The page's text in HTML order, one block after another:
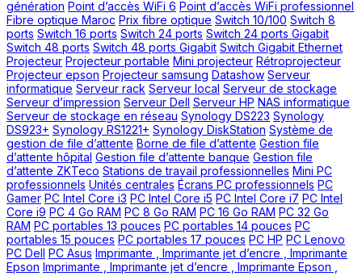
génération Point d’accès WiFi 6 Point d’accès WiFi professionnel
Fibre optique Maroc Prix fibre optique Switch 10/100 Switch 8
ports Switch 16 ports Switch 24 ports Switch 24 ports Gigabit
Switch 48 ports Switch 48 ports Gigabit Switch Gigabit Ethernet
Projecteur Projecteur portable Mini projecteur Rétroprojecteur
Projecteur epson Projecteur samsung Datashow Serveur
informatique Serveur rack Serveur local Serveur de stockage
Serveur d’impression Serveur Dell Serveur HP NAS informatique
Serveur de stockage en réseau Synology DS223 Synology
DS923+ Synology RS1221+ Synology DiskStation Système de
gestion de file d’attente Borne de file d’attente Gestion file
d’attente hôpital Gestion file d’attente banque Gestion file
d’attente ZKTeco Stations de travail professionnelles Mini PC
professionnels Unités centrales Écrans PC professionnels PC
Gamer PC Intel Core i3 PC Intel Core i5 PC Intel Core i7 PC Intel
Core i9 PC 4 Go RAM PC 8 Go RAM PC 16 Go RAM PC 32 Go
RAM PC portables 13 pouces PC portables 14 pouces PC
portables 15 pouces PC portables 17 pouces PC HP PC Lenovo
PC Dell PC Asus Imprimante , Imprimante jet d’encre , Imprimante
Epson Imprimante , Imprimante jet d’encre , Imprimante Epson ,